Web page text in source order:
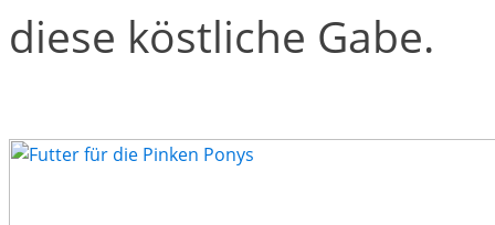
diese köstliche Gabe.